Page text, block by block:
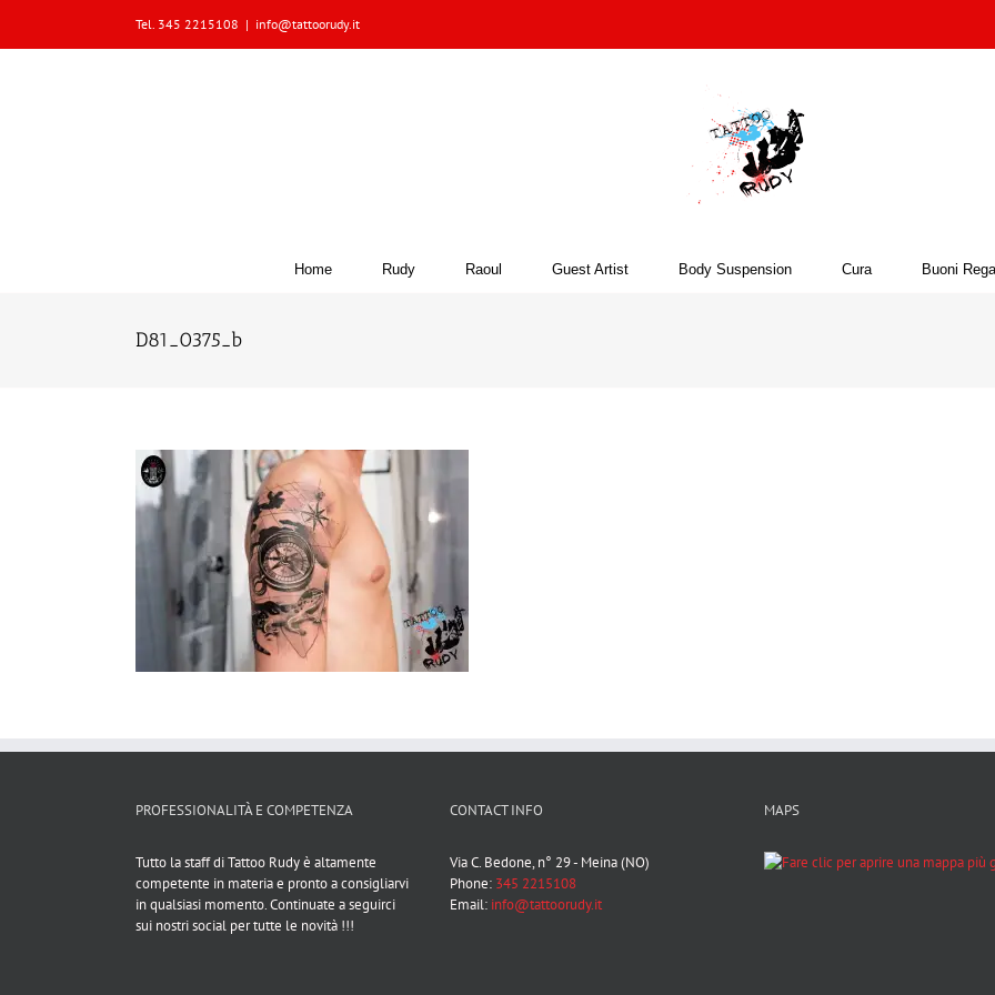
content
Tel. 345 2215108 | info@tattoorudy.it
Home Rudy Raoul Guest Artist Body Suspension Cura Buoni
D81_0375_b
PROFESSIONALITÀ E COMPETENZA
Tutto la staff di Tattoo Rudy è altamente
competente in materia e pronto a consigliarvi
in qualsiasi momento. Continuate a seguirci
sui nostri social per tutte le novità !!!
CONTACT INFO
Via C. Bedone, n° 29 - Meina (NO)
Phone: 345 2215108
Email: info@tattoorudy.it
MAPS